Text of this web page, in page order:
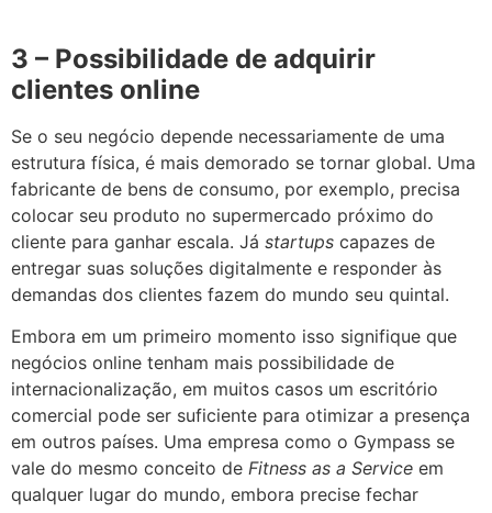
3 – Possibilidade de adquirir
clientes online
Se o seu negócio depende necessariamente de uma
estrutura física, é mais demorado se tornar global. Uma
fabricante de bens de consumo, por exemplo, precisa
colocar seu produto no supermercado próximo do
cliente para ganhar escala. Já startups capazes de
entregar suas soluções digitalmente e responder às
demandas dos clientes fazem do mundo seu quintal.
Embora em um primeiro momento isso signifique que
negócios online tenham mais possibilidade de
internacionalização, em muitos casos um escritório
comercial pode ser suficiente para otimizar a presença
em outros países. Uma empresa como o Gympass se
vale do mesmo conceito de Fitness as a Service em
qualquer lugar do mundo, embora precise fechar